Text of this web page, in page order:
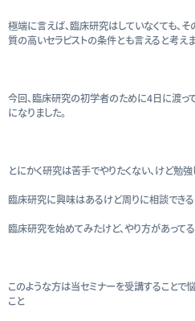
極端に言えば、臨床研究はしていなくても、
質の高いセラピストの条件とも言えると考えま
今回、臨床研究の初学者のために4日に渡っ
になりました。
とにかく研究は苦手でやりたくない、けど勉
臨床研究に興味はあるけど周りに相談でき
臨床研究を始めてみたけど、やり方があって
このような方は当セミナーを受講することで
こと